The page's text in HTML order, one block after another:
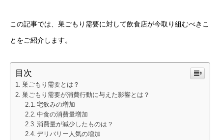
この記事では、巣ごもり需要に対して飲食店が今取り組むべきこ
とをご紹介します。
目次
巣ごもり需要とは？
巣ごもり需要が消費行動に与えた影響とは？
宅飲みの増加
中食の消費量増加
消費量が減少したものは？
デリバリー人気の増加